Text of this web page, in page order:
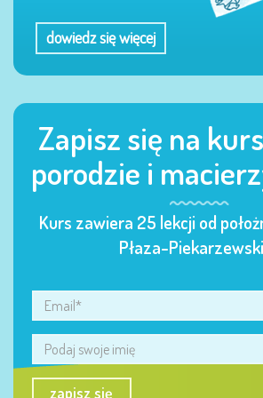
dowiedz się więcej
Zapisz się na
porodzie i
Kurs zawiera 25 lekcji od
Płaza-
zapisz się